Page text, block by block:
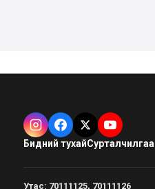
Бидний тухайСурталчилгаа
Утас: 70111125, 70111126